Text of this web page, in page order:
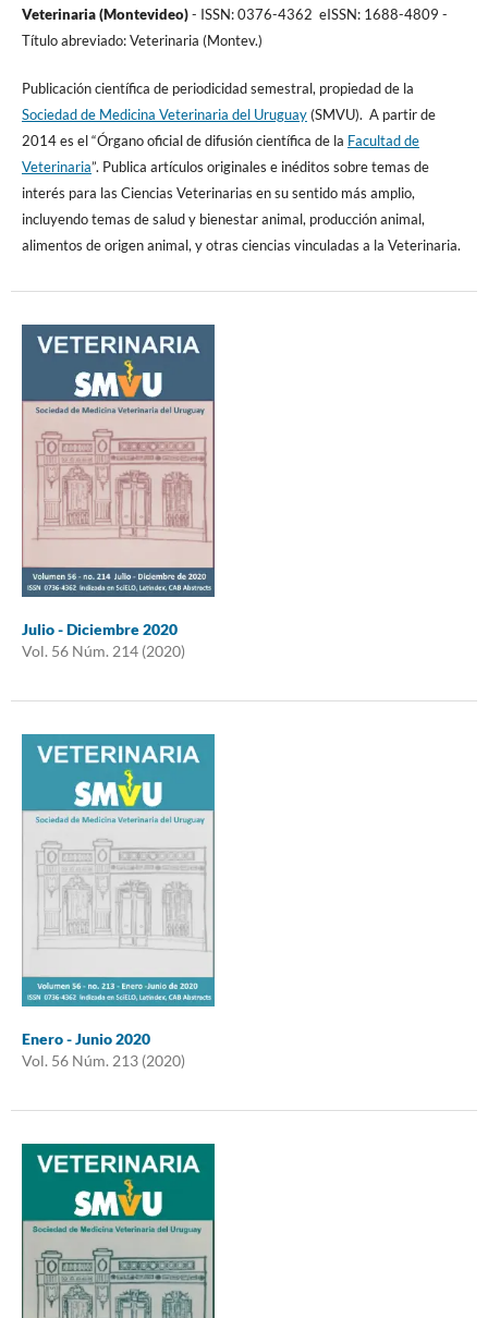
Veterinaria (Montevideo)- ISSN: 0376-4362 eISSN: 1688-4809 -
Título abreviado: Veterinaria (Montev.)
Publicación científica de periodicidad semestral, propiedad de la
Sociedad de Medicina Veterinaria del Uruguay(SMVU). A partir de
2014 es el “Órgano oficial de difusión científica de la Facultad de
Veterinaria”. Publica artículos originales e inéditos sobre temas de
interés para las Ciencias Veterinarias en su sentido más amplio,
incluyendo temas de salud y bienestar animal, producción animal,
alimentos de origen animal, y otras ciencias vinculadas a la Veterinaria.
Julio - Diciembre 2020
Vol. 56 Núm. 214 (2020)
Enero - Junio 2020
Vol. 56 Núm. 213 (2020)